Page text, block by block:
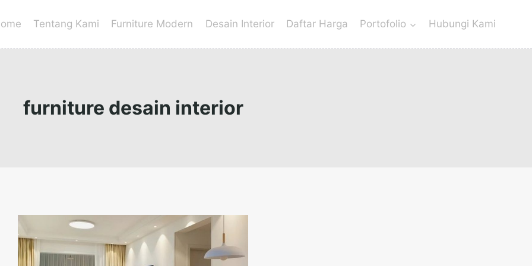
Tentang Kami Furniture Modern Desain Interior Daftar Harga Portofolio Hubungi Kami
furniture desain interior